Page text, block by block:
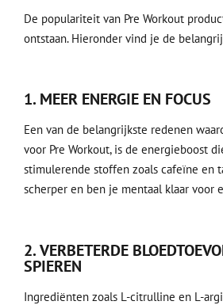
De populariteit van Pre Workout
ontstaan. Hieronder vind je de
1. MEER ENERGIE EN FOCUS
Een van de belangrijkste redenen
voor Pre Workout, is de energieboost
stimulerende stoffen zoals cafeïne en
scherper en ben je mentaal klaar voor
2.VERBETERDE
SPIEREN
Ingrediënten zoals L-citrulline en L-